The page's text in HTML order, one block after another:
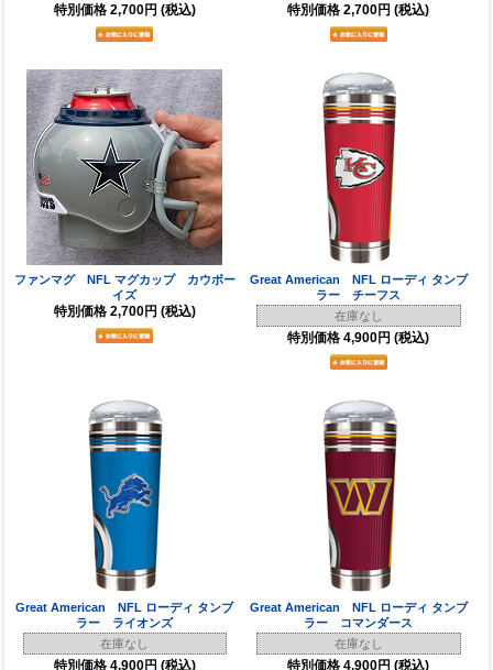
特別価格 2,700円 (税込) 特別価格 2,700円 (税込)
ファンマグ NFL マグカップ カウボー
イズ
特別価格 2,700円 (税込)
Great American NFL ローディ タンブ
ラー チーフス
在庫なし
特別価格 4,900円 (税込)
Great American NFL ローディ タンブ
ラー ライオンズ
在庫なし
特別価格 4,900円 (税込)
Great American NFL ローディ タンブ
ラー コマンダース
在庫なし
特別価格 4,900円 (税込)